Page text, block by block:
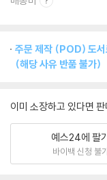
주문 제작 (POD) 도서
(해당 사유 반품 불가)
이미 소장하고 있다면
예스24에 팔
바이백 신청 불